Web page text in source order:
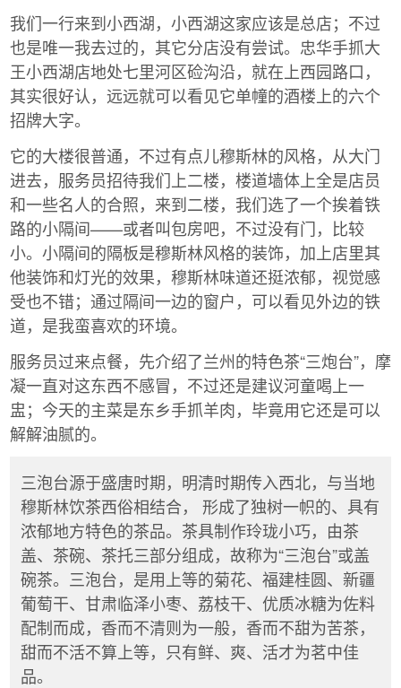
我们一行来到小西湖，小西湖这家应该是总店；不过
也是唯一我去过的，其它分店没有尝试。忠华手抓大
王小西湖店地处七里河区硷沟沿，就在上西园路口，
其实很好认，远远就可以看见它单幢的酒楼上的六个
招牌大字。
它的大楼很普通，不过有点儿穆斯林的风格，从大门
进去，服务员招待我们上二楼，楼道墙体上全是店员
和一些名人的合照，来到二楼，我们选了一个挨着铁
路的小隔间——或者叫包房吧，不过没有门，比较
小。小隔间的隔板是穆斯林风格的装饰，加上店里其
他装饰和灯光的效果，穆斯林味道还挺浓郁，视觉感
受也不错；通过隔间一边的窗户，可以看见外边的铁
道，是我蛮喜欢的环境。
服务员过来点餐，先介绍了兰州的特色茶“三炮台”，摩
凝一直对这东西不感冒，不过还是建议河童喝上一
盅；今天的主菜是东乡手抓羊肉，毕竟用它还是可以
解解油腻的。
三泡台源于盛唐时期，明清时期传入西北，与当地
穆斯林饮茶西俗相结合， 形成了独树一帜的、具有
浓郁地方特色的茶品。茶具制作玲珑小巧，由茶
盖、茶碗、茶托三部分组成，故称为“三泡台”或盖
碗茶。三泡台，是用上等的菊花、福建桂圆、新疆
葡萄干、甘肃临泽小枣、荔枝干、优质冰糖为佐料
配制而成，香而不清则为一般，香而不甜为苦茶，
甜而不活不算上等，只有鲜、爽、活才为茗中佳
品。